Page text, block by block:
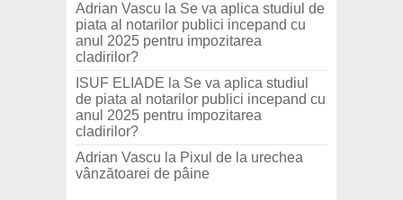
Adrian Vascu la Se va aplica studiul de
piata al notarilor publici incepand cu
anul 2025 pentru impozitarea
cladirilor?
ISUF ELIADE la Se va aplica studiul
de piata al notarilor publici incepand cu
anul 2025 pentru impozitarea
cladirilor?
Adrian Vascu la Pixul de la urechea
vânzătoarei de pâine